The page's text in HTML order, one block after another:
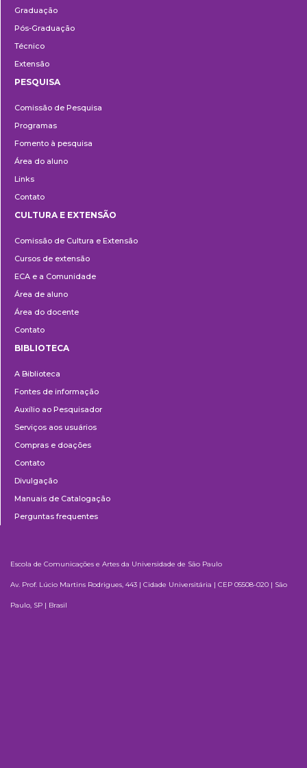
Graduação
Pós-Graduação
Técnico
Extensão
PESQUISA
Comissão de Pesquisa
Programas
Fomento à pesquisa
Área do aluno
Links
Contato
e
Extensão
CULTURA E EXTENSÃO
Comissão de Cultura e Extensão
Cursos de extensão
ECA e a Comunidade
Área de aluno
Área do docente
Contato
BIBLIOTECA
A Biblioteca
Fontes de informação
Auxílio ao Pesquisador
Serviços aos usuários
Compras e doações
Contato
Divulgação
Manuais de Catalogação
Perguntas frequentes
Escola de Comunicações e Artes da Universidade de São Paulo
Av. Prof. Lúcio Martins Rodrigues, 443 | Cidade Universitária | CEP 05508-020 | São
Paulo, SP | Brasil